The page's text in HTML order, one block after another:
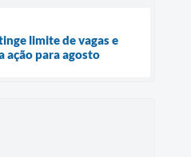
limite de vagas e
ação para agosto